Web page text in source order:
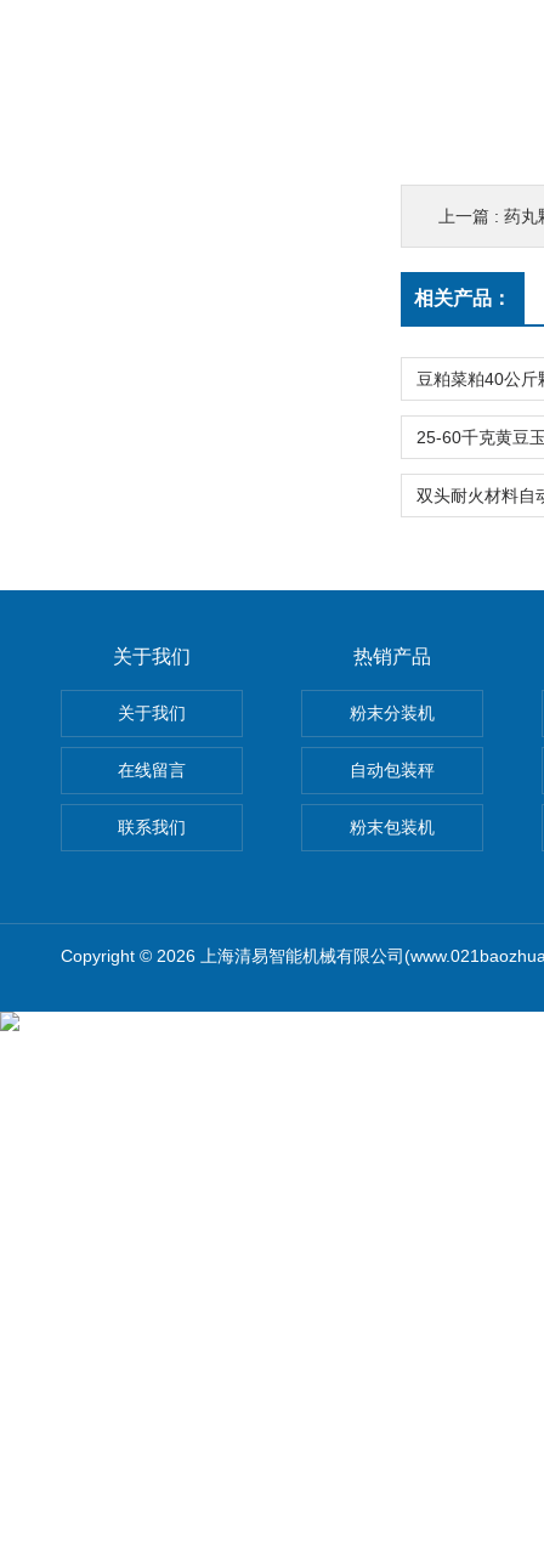
上一篇 : 药丸
相关产品：
关于我们
关于我们
在线留言
联系我们
热销产品
粉末分装机
自动包装秤
粉末包装机
Copyright © 2026 上海清易智能机械有限公司